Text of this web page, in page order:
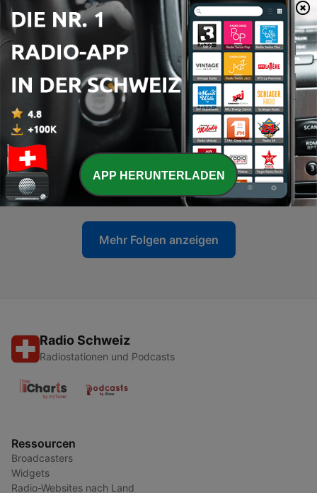
06 Sep. 2025
29 Englisch I - Lektion 2
06 Sep. 2025
28 - Englisch I - Lektion 3
27 - Englisch I - Lektion 4
08 Sep. 2025
26 - Englisch I - Lektion 5
08 Sep. 2025
Mehr Folgen anzeigen
Radio Schweiz
Radiostationen und Podcasts
Ressourcen
Broadcasters
Widgets
Radio-Websites nach Land
APP HERUNTERLADEN